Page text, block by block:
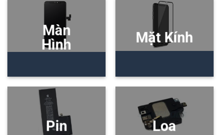
Màn
Hình
Mặt Kính
Pin Loa